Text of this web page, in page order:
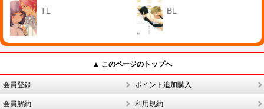
TL BL
▲ このページのトップへ
会員登録 ポイント追加購入
会員解約 利用規約